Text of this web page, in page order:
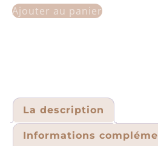
Ajouter au panier
La description
Informations